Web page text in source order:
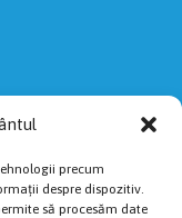
precum
despre dispozitiv.
să procesăm date